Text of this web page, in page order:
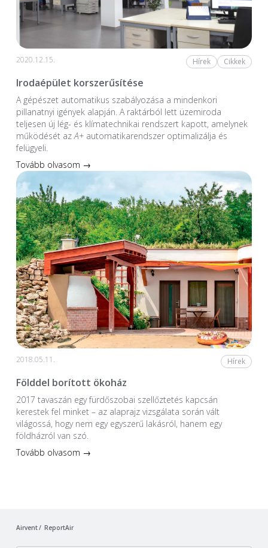
2020.12.15. Hírek Cikkek
Irodaépület korszerűsítése
A gépészet automatikus szabályozása a mindenkori
pillanatnyi igények alapján. A raktárból lett üzemiroda
teljesen új lég- és klímatechnikai rendszert kapott, amelynek
működését azA+automatikarendszer optimalizálja és
felügyeli.
Tovább olvasom →
2018.05.11. Hírek
Földdel borított ökoház
2017 tavaszán egy fürdőszobai szellőztetés kapcsán
kerestek fel minket – az alaprajz vizsgálata során vált
világossá, hogy nem egy egyszerű lakásról, hanem egy
földházról van szó.
Tovább olvasom →
Airvent ReportAir